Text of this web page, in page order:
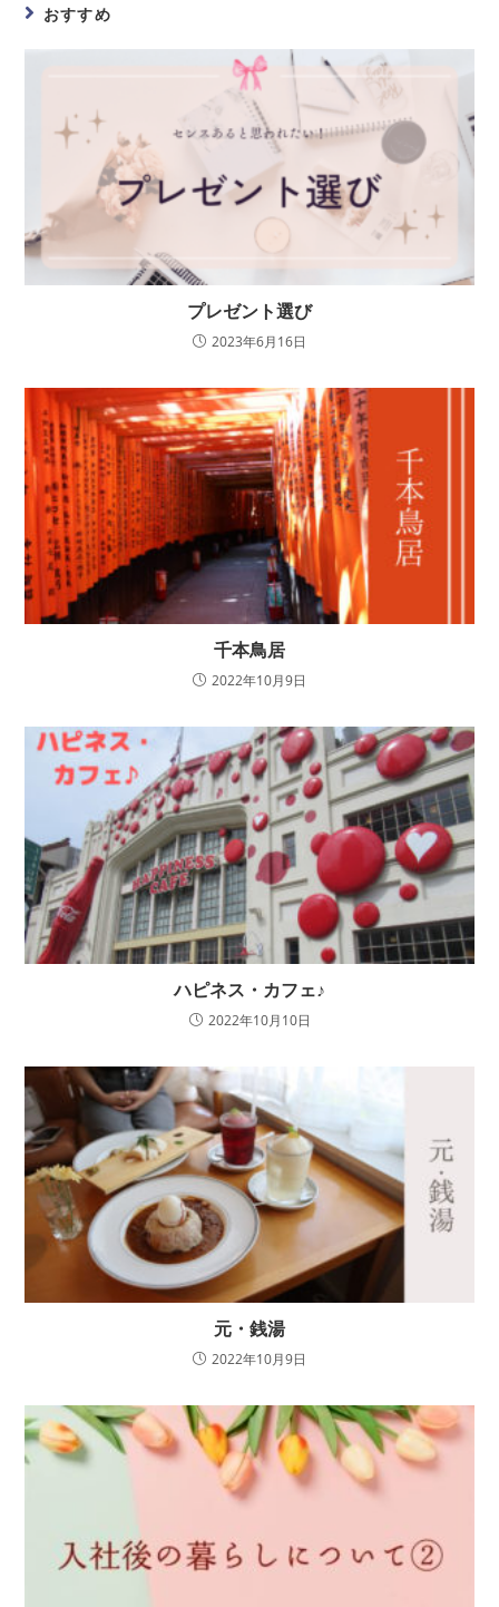
おすすめ
プレゼント選び
2023年6月16日
千本鳥居
2022年10月9日
ハピネス・カフェ♪
2022年10月10日
元・銭湯
2022年10月9日